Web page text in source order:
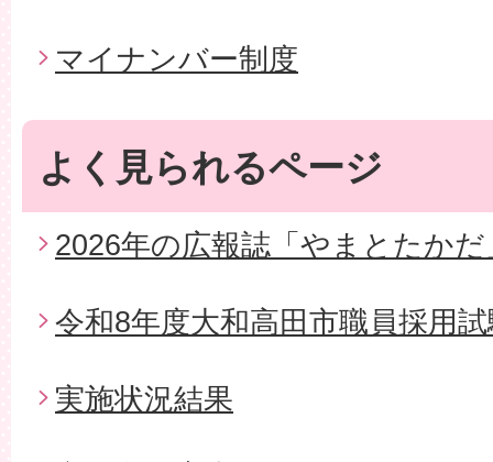
マイナンバー制度
よく見られるページ
2026年の広報誌「やまとたかだ
令和8年度大和高田市職員採用
実施状況結果